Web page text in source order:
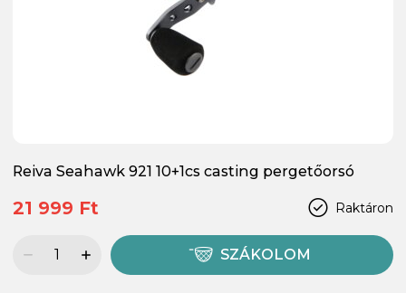
Reiva Seahawk 921 10+1cs casting pergetőorsó
Raktáron
21 999 Ft
SZÁKOLOM